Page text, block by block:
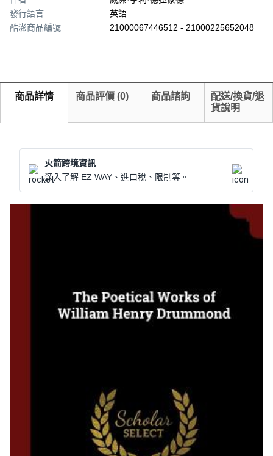
發行語言
英語
酷澎商品編號
21000067446512 - 21000225652048
商品詳情 商品評價 (0) 商品諮詢
配送/換貨/退
貨說明
火箭跨境資訊
深入了解 EZ WAY、進口稅、限制等。